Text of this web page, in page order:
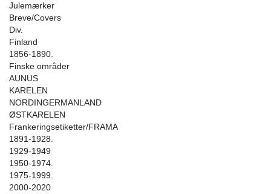
Julemærker
Breve/Covers
Div.
Finland
1856-1890.
Finske områder
AUNUS
KARELEN
NORDINGERMANLAND
ØSTKARELEN
Frankeringsetiketter/FRAMA
1891-1928.
1929-1949
1950-1974.
1975-1999.
2000-2020